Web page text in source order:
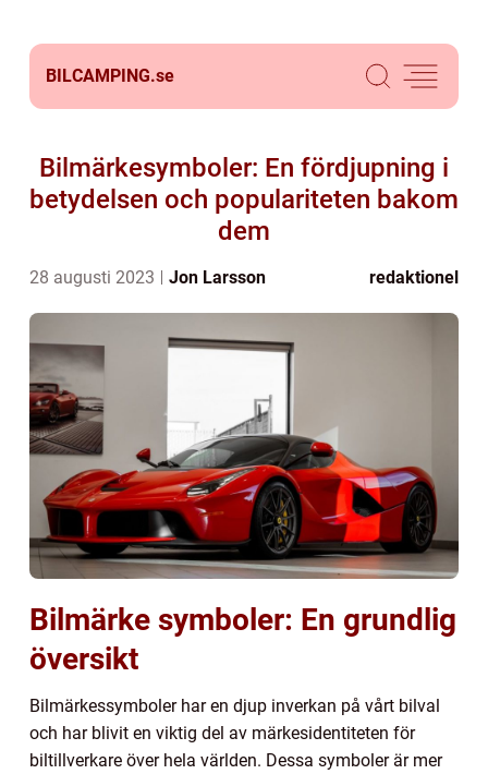
BILCAMPING.se
Bilmärkesymboler: En fördjupning i
betydelsen och populariteten bakom
dem
28 augusti 2023 Jon Larsson redaktionel
Bilmärke symboler: En grundlig
översikt
Bilmärkessymboler har en djup inverkan på vårt bilval
och har blivit en viktig del av märkesidentiteten för
biltillverkare över hela världen. Dessa symboler är mer